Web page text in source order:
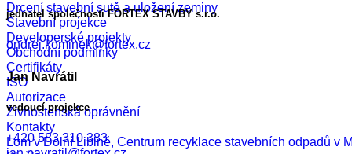
jednatel společnosti FORTEX STAVBY s.r.o.
ondrej.kominek@fortex.cz
Jan Navrátil
vedoucí projekce
+420 583 310 383
Drcení stavební sutě a uložení zeminy
Stavební projekce
Developerské projekty
Obchodní podmínky
Certifikáty
ISO
Autorizace
Živnostenská oprávnění
Kontakty
Lom v Dolní Libině, Centrum recyklace stavebních odpadů v